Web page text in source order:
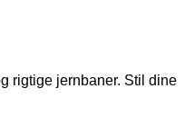
rigtige jernbaner. Stil dine